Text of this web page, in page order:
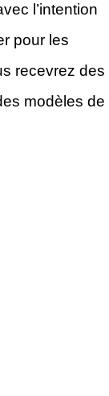
l’intention
pour les
recevrez des
modèles de